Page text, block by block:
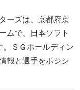
ーズは、京都府京
ムで、日本ソフト
。ＳＧホールディン
報と選手をポジシ